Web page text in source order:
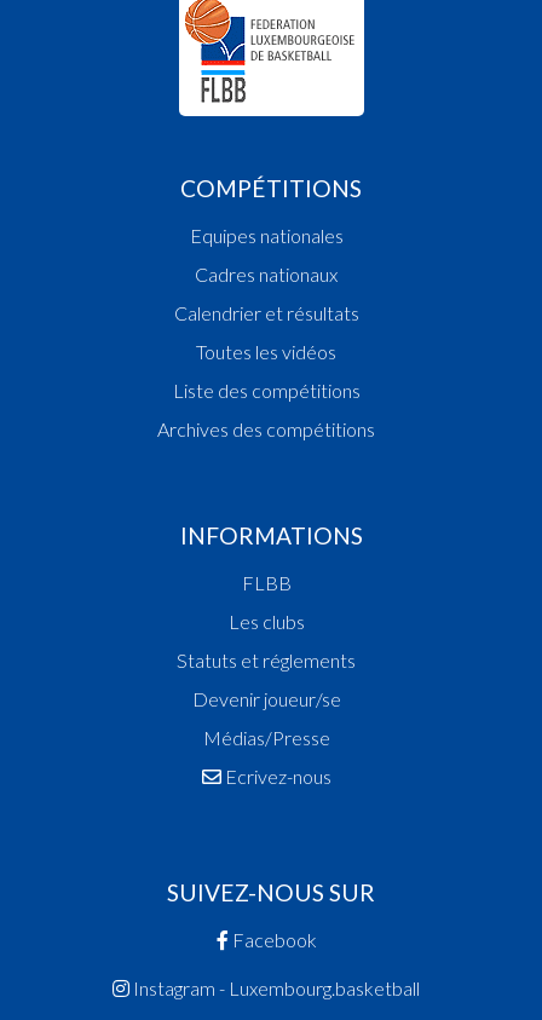
COMPÉTITIONS
Equipes nationales
Cadres nationaux
Calendrier et résultats
Toutes les vidéos
Liste des compétitions
Archives des compétitions
INFORMATIONS
FLBB
Les clubs
Statuts et réglements
Devenir joueur/se
Médias/Presse
Ecrivez-nous
SUIVEZ-NOUS SUR
Facebook
Instagram - Luxembourg.basketball